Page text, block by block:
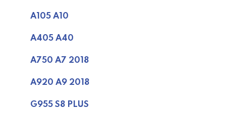
A105 A10
A405 A40
A750 A7 2018
A920 A9 2018
G955 S8 PLUS